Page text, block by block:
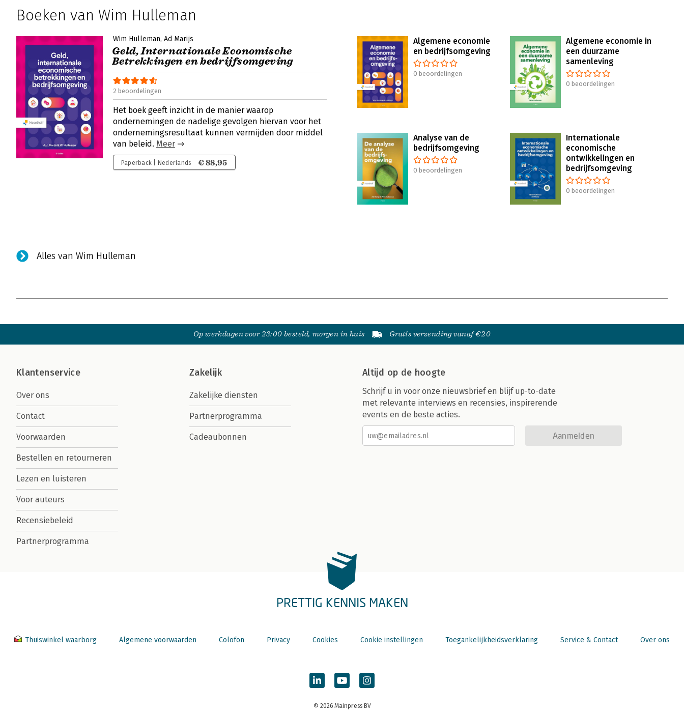
Boeken van Wim Hulleman
Wim Hulleman Ad Marijs
Geld, Internationale Economische
Betrekkingen en bedrijfsomgeving
2 beoordelingen
Het boek geeft inzicht in de manier waarop
ondernemingen de nadelige gevolgen hiervan voor het
ondernemingsresultaat kunnen vermijden door middel
van beleid. Meer
Paperback | Nederlands € 88,95
Algemene economie
en bedrijfsomgeving
0 beoordelingen
Algemene economie in
een duurzame
samenleving
0 beoordelingen
Analyse van de
bedrijfsomgeving
0 beoordelingen
Internationale
economische
ontwikkelingen en
bedrijfsomgeving
0 beoordelingen
Alles van Wim Hulleman
Op werkdagen voor 23:00 besteld, morgen in huis Gratis verzending vanaf €20
Klantenservice
Over ons
Contact
Voorwaarden
Bestellen en retourneren
Lezen en luisteren
Voor auteurs
Recensiebeleid
Partnerprogramma
Zakelijk
Zakelijke diensten
Partnerprogramma
Cadeaubonnen
Altijd op de hoogte
Schrijf u in voor onze nieuwsbrief en blijf up-to-date
met relevante interviews en recensies, inspirerende
events en de beste acties.
Aanmelden
PRETTIG KENNIS MAKEN
Thuiswinkel waarborg Algemene voorwaarden Colofon Privacy Cookies Cookie instellingen Toegankelijkheidsverklaring Service & Contact Over ons
© 2026 Mainpress BV